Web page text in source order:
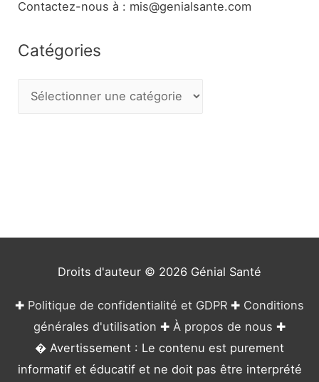
Contactez-nous à : mis@genialsante.com
Catégories
Droits d'auteur © 2026 Génial Santé
✚ Politique de confidentialité et GDPR ✚ Conditions
générales d'utilisation ✚ À propos de nous ✚
� Avertissement : Le contenu est purement
informatif et éducatif et ne doit pas être interprété